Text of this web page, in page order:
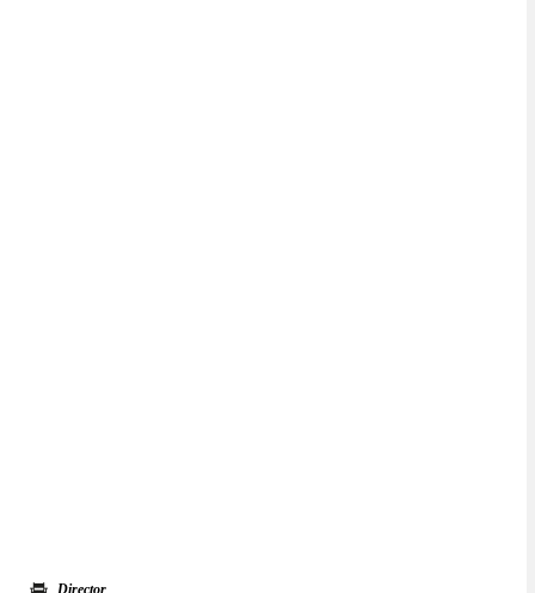
Director